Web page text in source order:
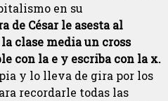
en su
de César le asesta al
clase media un cross
con la e y escriba con la x.
y lo lleva de gira por los
recordarle todas las